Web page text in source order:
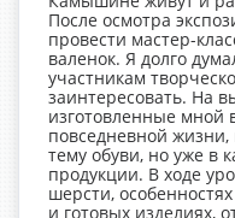
После осмотра
провести мастер-
валенок. Я долго
участникам
заинтересовать. На
изготовленные мной
повседневной
тему обуви, но уже в
продукции. В ходе
шерсти,
и готовых изделиях,